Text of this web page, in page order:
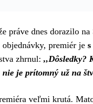
práve dnes dorazilo
premiér je
zhrnul: ,,Dôsledky?
je prítomný už na
veľmi krutá.